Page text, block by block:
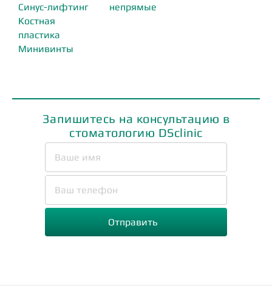
Синус-лифтинг
Костная
пластика
Минивинты
непрямые
Запишитесь на консультацию в
стоматологию DSclinic